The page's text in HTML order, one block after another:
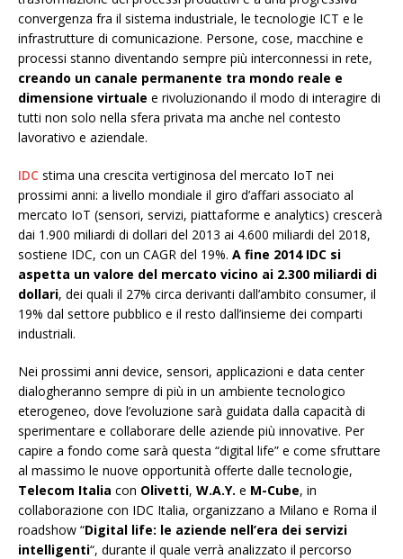
convergenza fra il sistema industriale, le tecnologie ICT e le
infrastrutture di comunicazione. Persone, cose, macchine e
processi stanno diventando sempre più interconnessi in rete,
creando un canale permanente tra mondo reale e
dimensione virtuale e rivoluzionando il modo di interagire di
tutti non solo nella sfera privata ma anche nel contesto
lavorativo e aziendale.
IDC stima una crescita vertiginosa del mercato IoT nei
prossimi anni: a livello mondiale il giro d’affari associato al
mercato IoT (sensori, servizi, piattaforme e analytics) crescerà
dai 1.900 miliardi di dollari del 2013 ai 4.600 miliardi del 2018,
sostiene IDC, con un CAGR del 19%. A fine 2014 IDC si
aspetta un valore del mercato vicino ai 2.300 miliardi di
dollari, dei quali il 27% circa derivanti dall’ambito consumer, il
19% dal settore pubblico e il resto dall’insieme dei comparti
industriali.
Nei prossimi anni device, sensori, applicazioni e data center
dialogheranno sempre di più in un ambiente tecnologico
eterogeneo, dove l’evoluzione sarà guidata dalla capacità di
sperimentare e collaborare delle aziende più innovative. Per
capire a fondo come sarà questa “digital life” e come sfruttare
al massimo le nuove opportunità offerte dalle tecnologie,
Telecom Italia con Olivetti, W.A.Y. e M-Cube, in
collaborazione con IDC Italia, organizzano a Milano e Roma il
roadshow “Digital life: le aziende nell’era dei servizi
intelligenti“, durante il quale verrà analizzato il percorso